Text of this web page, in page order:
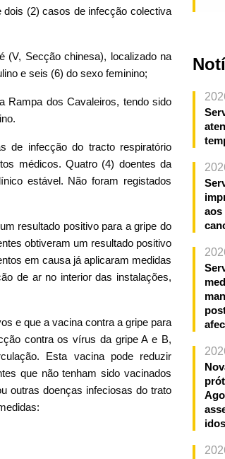
(2) casos de infecção colectiva
(V, Secção chinesa), localizado na
e seis (6) do sexo feminino;
Rampa dos Cavaleiros, tendo sido
de infecção do tracto respiratório
médicos. Quatro (4) doentes da
estável. Não foram registados
resultado positivo para a gripe do
obtiveram um resultado positivo
em causa já aplicaram medidas
de ar no interior das instalações,
e que a vacina contra a gripe para
contra os vírus da gripe A e B,
Esta vacina pode reduzir
que não tenham sido vacinados
outras doenças infeciosas do trato
aos